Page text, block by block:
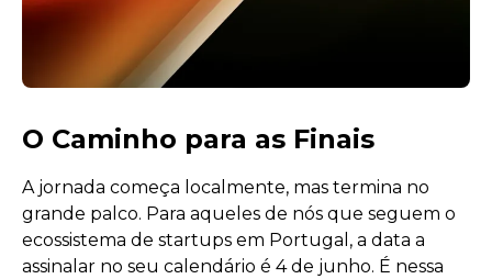
O Caminho para as Finais
A jornada começa localmente, mas termina no
grande palco. Para aqueles de nós que seguem o
ecossistema de startups em Portugal, a data a
assinalar no seu calendário é 4 de junho. É nessa